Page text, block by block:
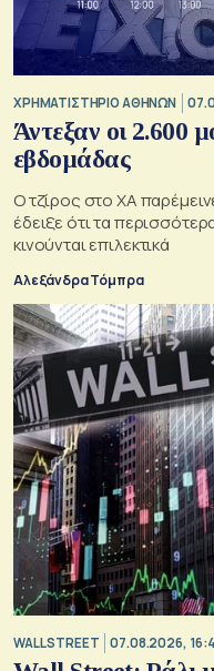
XΡΗΜΑΤΙΣΤΗΡΙΟ ΑΘΗΝΩΝ
Άντεξαν οι 2.600
εβδομάδας
Ο τζίρος στο ΧΑ
έδειξε ότι τα
κινούνται επιλεκτικά
Αλεξάνδρα Τόμπρα
WALL STREET 07.08.2026,